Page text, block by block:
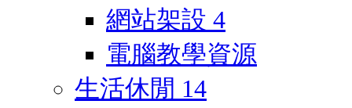
網站架設 4
電腦教學資源
生活休閒 14